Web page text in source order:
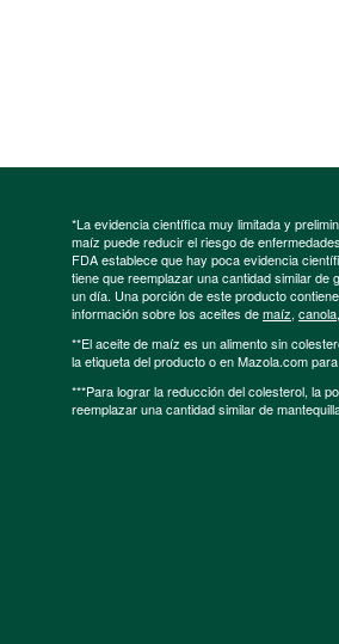
*La evidencia científica muy limitada y
maíz puede reducir el riesgo de
FDA establece que hay poca evidencia
tiene que reemplazar una cantidad similar
un día. Una porción de este producto
información sobre los aceites demaíz, canola
**El aceite de maíz es un alimento sin
la etiqueta del producto o en Mazola.com
***Para lograr la reducción del colesterol, la
reemplazar una cantidad similar de